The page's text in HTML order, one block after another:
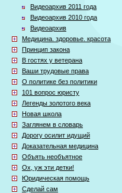
Видеоархив 2011 года
Видеоархив 2010 года
Видеоархив
Медицина. здоровье. красота
Принцип закона
В гостях у ветерана
Ваши трудовые права
О политике без политики
101 вопрос юристу
Легенды золотого века
Новая школа
Заглянем в словарь
Дорогу осилит идущий
Доказательная медицина
Объять необъятное
Ох, уж эти детки!
Юридическая помощь
Сделай сам